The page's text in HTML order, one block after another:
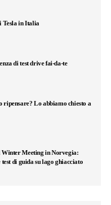
Tesla in Italia
di test drive fai-da-te
ripensare? Lo abbiamo chiesto a
Winter Meeting in Norvegia:
di guida su lago ghiacciato